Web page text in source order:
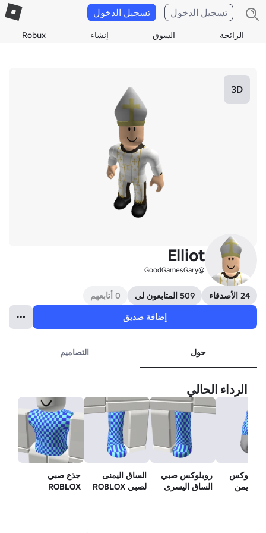
الرائجة السوق إنشاء Robux
تسجيل الدخول تسجيل الدخول
3D
Elliot
@GoodGamesGary
24 الأصدقاء 509 المتابعون لي
0 أتابعهم
إضافة صديق
حول التصاميم
الرداء الحالي
روبلوكس
الأيمن
روبلوكس صبي
الساق اليسرى
الساق اليمنى
لصبي ROBLOX
جذع صبي
ROBLOX